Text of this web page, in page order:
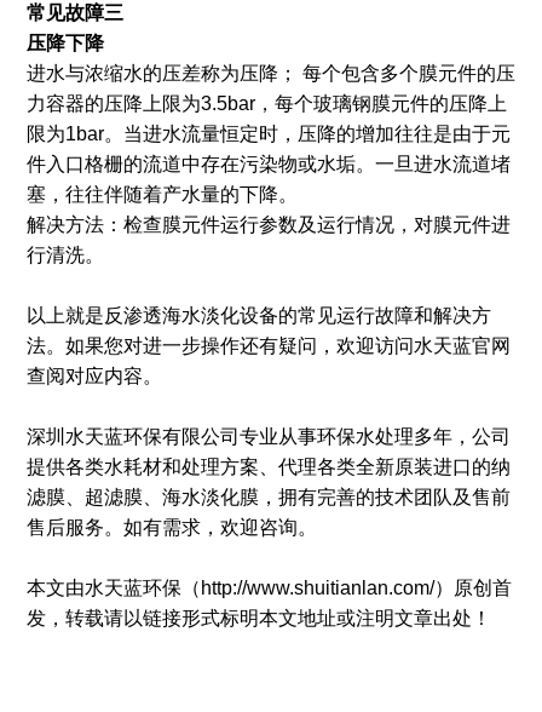
常见故障三
压降下降
进水与浓缩水的压差称为压降； 每个包含多个膜元件的压
力容器的压降上限为3.5bar，每个玻璃钢膜元件的压降上
限为1bar。当进水流量恒定时，压降的增加往往是由于元
件入口格栅的流道中存在污染物或水垢。一旦进水流道堵
塞，往往伴随着产水量的下降。
解决方法：检查膜元件运行参数及运行情况，对膜元件进
行清洗。
以上就是反渗透海水淡化设备的常见运行故障和解决方
法。如果您对进一步操作还有疑问，欢迎访问水天蓝官网
查阅对应内容。
深圳水天蓝环保有限公司专业从事环保水处理多年，公司
提供各类水耗材和处理方案、代理各类全新原装进口的纳
滤膜、超滤膜、海水淡化膜，拥有完善的技术团队及售前
售后服务。如有需求，欢迎咨询。
本文由水天蓝环保（http://www.shuitianlan.com/）原创首
发，转载请以链接形式标明本文地址或注明文章出处！